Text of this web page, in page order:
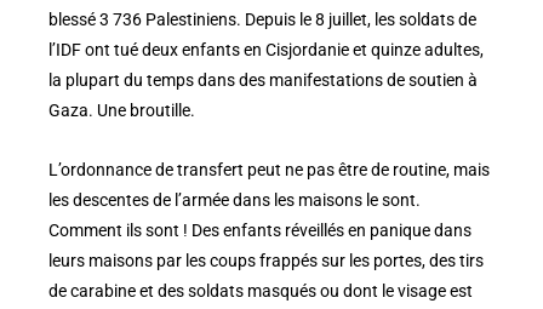
blessé 3 736 Palestiniens. Depuis le 8 juillet, les soldats de
l’IDF ont tué deux enfants en Cisjordanie et quinze adultes,
la plupart du temps dans des manifestations de soutien à
Gaza. Une broutille.
L’ordonnance de transfert peut ne pas être de routine, mais
les descentes de l’armée dans les maisons le sont.
Comment ils sont ! Des enfants réveillés en panique dans
leurs maisons par les coups frappés sur les portes, des tirs
de carabine et des soldats masqués ou dont le visage est